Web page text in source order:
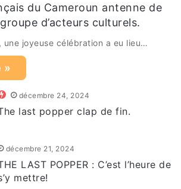
du Cameroun antenne de
d’acteurs culturels.
une joyeuse célébration a eu lieu…
»
décembre 24, 2024
last popper clap de fin.
décembre 21, 2024
LAST POPPER : C’est l’heure de
mettre!